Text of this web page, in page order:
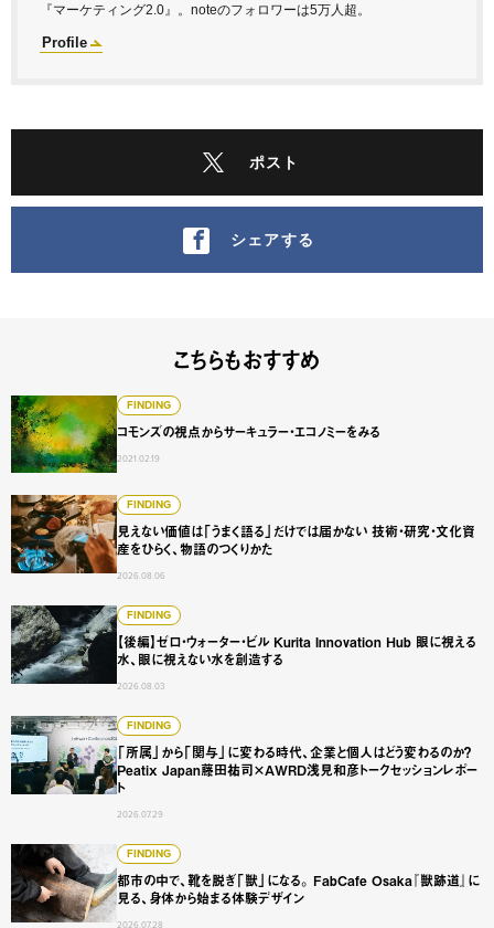
『マーケティング2.0』。noteのフォロワーは5万人超。
Profile
ポスト
シェアする
こちらもおすすめ
FINDING
コモンズの視点からサーキュラー・エコノミーをみる
2021.02.19
コモンズの視点からサーキュラー・エコノミーをみる
FINDING
見えない価値は「うまく語る」だけでは届かない 技術・研究・文化資
産をひらく、物語のつくりかた
2026.08.06
見えない価値は「うまく語る」だけでは届かない 技術・研
FINDING
【後編】ゼロ・ウォーター・ビル Kurita Innovation Hub 眼に視える
水、眼に視えない水を創造する
2026.08.03
【後編】ゼロ・ウォーター・ビル Kurita Innovation Hub 眼
FINDING
「所属」から「関与」に変わる時代、企業と個人はどう変わるのか？
Peatix Japan藤田祐司×AWRD浅見和彦トークセッションレポー
ト
2026.07.29
「所属」から「関与」に変わる時代、企業と個人はどう変
FINDING
都市の中で、靴を脱ぎ「獣」になる。 FabCafe Osaka『獣跡道』に
見る、身体から始まる体験デザイン
2026.07.28
都市の中で、靴を脱ぎ「獣」になる。 FabCafe Osaka『獣